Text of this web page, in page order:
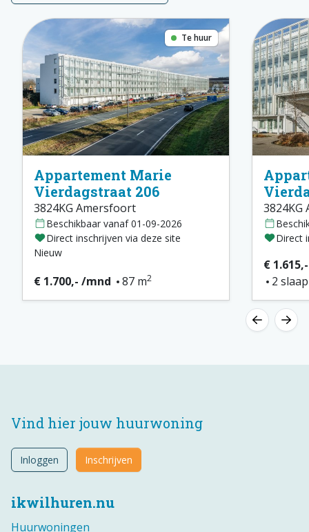
Te huur
Appartement Marie
Vierdagstraat 206
3824KG Amersfoort
Beschikbaar vanaf 01-09-2026
Direct inschrijven via deze site
Nieuw
€ 1.700,- /mnd 87 m2
Direct
€
2
ikwilhuren.nu
Huurwoningen
Vind hier jouw huurwoning
Inloggen Inschrijven